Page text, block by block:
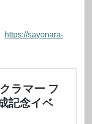
https://sayonara-